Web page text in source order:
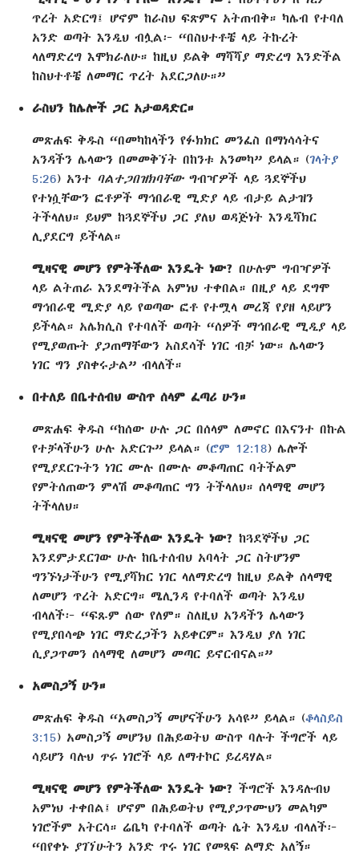
ጥረት አድርግ፤ ሆኖም ከራስህ ፍጽምና አትጠብቅ። ካሌብ የተባለ
አንድ ወጣት እንዲህ ብሏል፦ “በስህተቶቼ ላይ ትኩረት
ላለማድረግ እሞክራለሁ። ከዚህ ይልቅ ማሻሻያ ማድረግ እንድችል
ከስህተቶቼ ለመማር ጥረት አደርጋለሁ።”
ራስህን ከሌሎች ጋር አታወዳድር።
መጽሐፍ ቅዱስ “በመካከላችን የፉክክር መንፈስ በማነሳሳትና
አንዳችን ሌላውን በመመቅኘት በከንቱ አንመካ” ይላል። (ገላትያ
5:26) አንተ ባልተጋበዝክባቸውግብዣዎች ላይ ጓደኞችህ
የተነሷቸውን ፎቶዎች ማኅበራዊ ሚድያ ላይ ብታይ ልታዝን
ትችላለህ። ይህም ከጓደኞችህ ጋር ያለህ ወዳጅነት እንዲሻክር
ሊያደርግ ይችላል።
ሚዛናዊ መሆን የምትችለው እንዴት ነው? በሁሉም ግብዣዎች
ላይ ልትጠራ እንደማትችል አምነህ ተቀበል። በዚያ ላይ ደግሞ
ማኅበራዊ ሚድያ ላይ የወጣው ፎቶ የተሟላ መረጃ የያዘ ላይሆን
ይችላል። አሌክሲስ የተባለች ወጣት “ሰዎች ማኅበራዊ ሚዲያ ላይ
የሚያወጡት ያጋጠማቸውን አስደሳች ነገር ብቻ ነው። ሌላውን
ነገር ግን ያስቀሩታል” ብላለች።
በተለይ በቤተሰብህ ውስጥ ሰላም ፈጣሪ ሁን።
መጽሐፍ ቅዱስ “ከሰው ሁሉ ጋር በሰላም ለመኖር በእናንተ በኩል
የተቻላችሁን ሁሉ አድርጉ” ይላል። (ሮም 12:18) ሌሎች
የሚያደርጉትን ነገር ሙሉ በሙሉ መቆጣጠር ባትችልም
የምትሰጠውን ምላሽ መቆጣጠር ግን ትችላለህ። ሰላማዊ መሆን
ትችላለህ።
ሚዛናዊ መሆን የምትችለው እንዴት ነው? ከጓደኞችህ ጋር
እንደምታደርገው ሁሉ ከቤተሰብህ አባላት ጋር ስትሆንም
ግንኙነታችሁን የሚያሻክር ነገር ላለማድረግ ከዚህ ይልቅ ሰላማዊ
ለመሆን ጥረት አድርግ። ሜሊንዳ የተባለች ወጣት እንዲህ
ብላለች፦ “ፍጹም ሰው የለም። ስለዚህ አንዳችን ሌላውን
የሚያበሳጭ ነገር ማድረጋችን አይቀርም። እንዲህ ያለ ነገር
ሲያጋጥመን ሰላማዊ ለመሆን መጣር ይኖርብናል።”
አመስጋኝ ሁን።
መጽሐፍ ቅዱስ “አመስጋኝ መሆናችሁን አሳዩ” ይላል። (ቆላስይስ
3:15) አመስጋኝ መሆንህ በሕይወትህ ውስጥ ባሉት ችግሮች ላይ
ሳይሆን ባሉህ ጥሩ ነገሮች ላይ ለማተኮር ይረዳሃል።
ሚዛናዊ መሆን የምትችለው እንዴት ነው? ችግሮች እንዳሉብህ
አምነህ ተቀበል፤ ሆኖም በሕይወትህ የሚያጋጥሙህን መልካም
ነገሮችም አትርሳ። ሬቤካ የተባለች ወጣት ሴት እንዲህ ብላለች፦
“በየቀኑ ያገኘሁትን አንድ ጥሩ ነገር የመጻፍ ልማድ አለኝ።